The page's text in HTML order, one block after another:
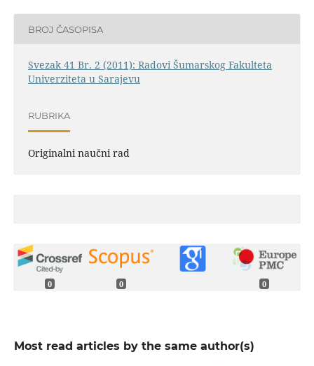
BROJ ČASOPISA
Svezak 41 Br. 2 (2011): Radovi Šumarskog Fakulteta
Univerziteta u Sarajevu
RUBRIKA
Originalni naučni rad
0 0 0
Most read articles by the same author(s)